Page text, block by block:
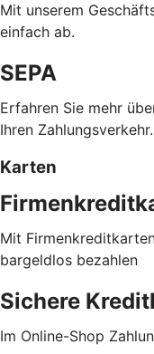
Mit unserem
einfach ab.
SEPA
Erfahren Sie mehr
Ihren Zahlungsverkehr.
Karten
Mit
bargeldlos bezahlen
Sichere
Im Online-Shop